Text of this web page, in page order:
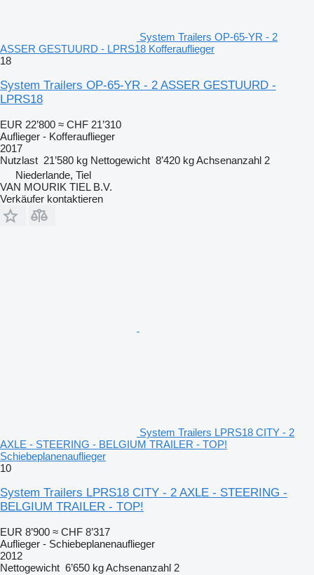
System Trailers OP-65-YR - 2
ASSER GESTUURD - LPRS18 Kofferauflieger
18
System Trailers OP-65-YR - 2 ASSER GESTUURD -
LPRS18
EUR 22’800 ≈ CHF 21’310
Auflieger - Kofferauflieger
2017
Nutzlast 21’580 kg Nettogewicht 8’420 kgAchsenanzahl 2
Niederlande, Tiel
VAN MOURIK TIEL B.V.
Verkäufer kontaktieren
System Trailers LPRS18 CITY - 2
AXLE - STEERING - BELGIUM TRAILER - TOP!
Schiebeplanenauflieger
10
System Trailers LPRS18 CITY - 2 AXLE - STEERING -
BELGIUM TRAILER - TOP!
EUR 8’900 ≈ CHF 8’317
Auflieger - Schiebeplanenauflieger
2012
Nettogewicht 6’650 kgAchsenanzahl 2